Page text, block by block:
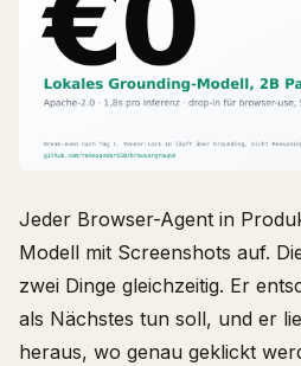
Jeder Browser-Agent in
Modell mit Screenshots auf.
zwei Dinge gleichzeitig. Er
als Nächstes tun soll, und er
heraus, wo genau geklickt